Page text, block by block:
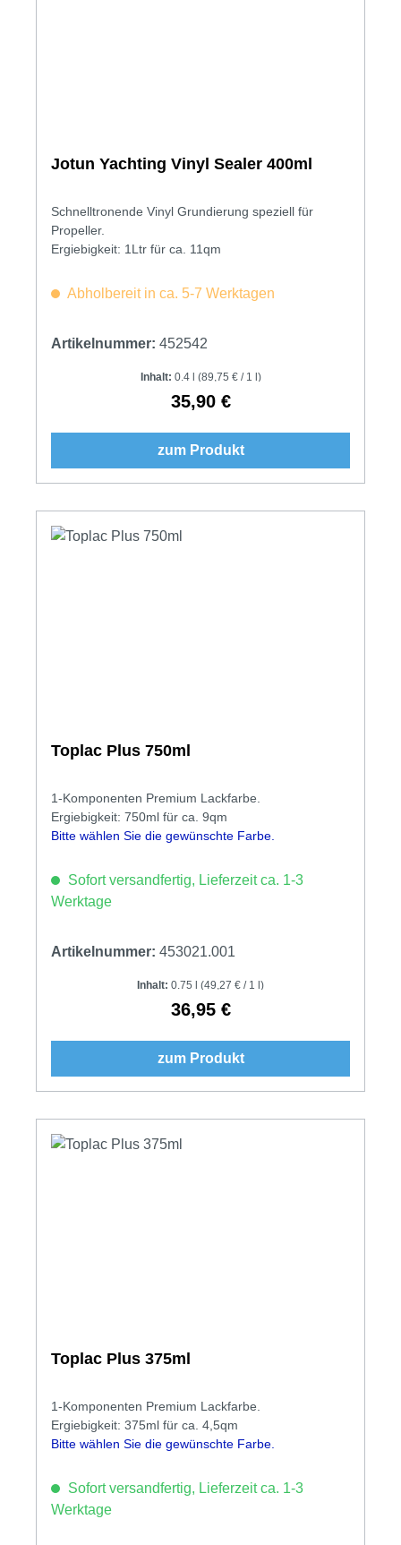
Jotun Yachting Vinyl Sealer 400ml
Schnelltronende Vinyl Grundierung speziell für
Propeller.
Ergiebigkeit: 1Ltr für ca. 11qm
Abholbereit in ca. 5-7 Werktagen
Artikelnummer: 452542
Inhalt: 0.4 l (89,75 € / 1 l)
Regulärer Preis:
35,90 €
zum Produkt
Toplac Plus 750ml
1-Komponenten Premium Lackfarbe.
Ergiebigkeit: 750ml für ca. 9qm
Bitte wählen Sie die gewünschte Farbe.
Sofort versandfertig, Lieferzeit ca. 1-3
Werktage
Artikelnummer: 453021.001
Inhalt: 0.75 l (49,27 € / 1 l)
Regulärer Preis:
36,95 €
zum Produkt
Toplac Plus 375ml
1-Komponenten Premium Lackfarbe.
Ergiebigkeit: 375ml für ca. 4,5qm
Bitte wählen Sie die gewünschte Farbe.
Sofort versandfertig, Lieferzeit ca. 1-3
Werktage